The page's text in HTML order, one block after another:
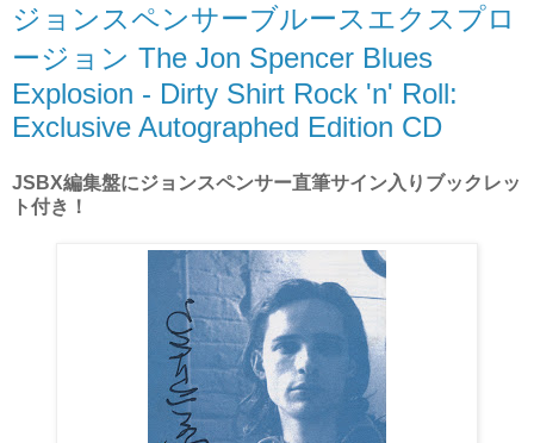
ジョンスペンサーブルースエクスプロ
ージョン The Jon Spencer Blues
Explosion - Dirty Shirt Rock 'n' Roll:
Exclusive Autographed Edition CD
JSBX編集盤にジョンスペンサー直筆サイン入りブックレッ
ト付き！